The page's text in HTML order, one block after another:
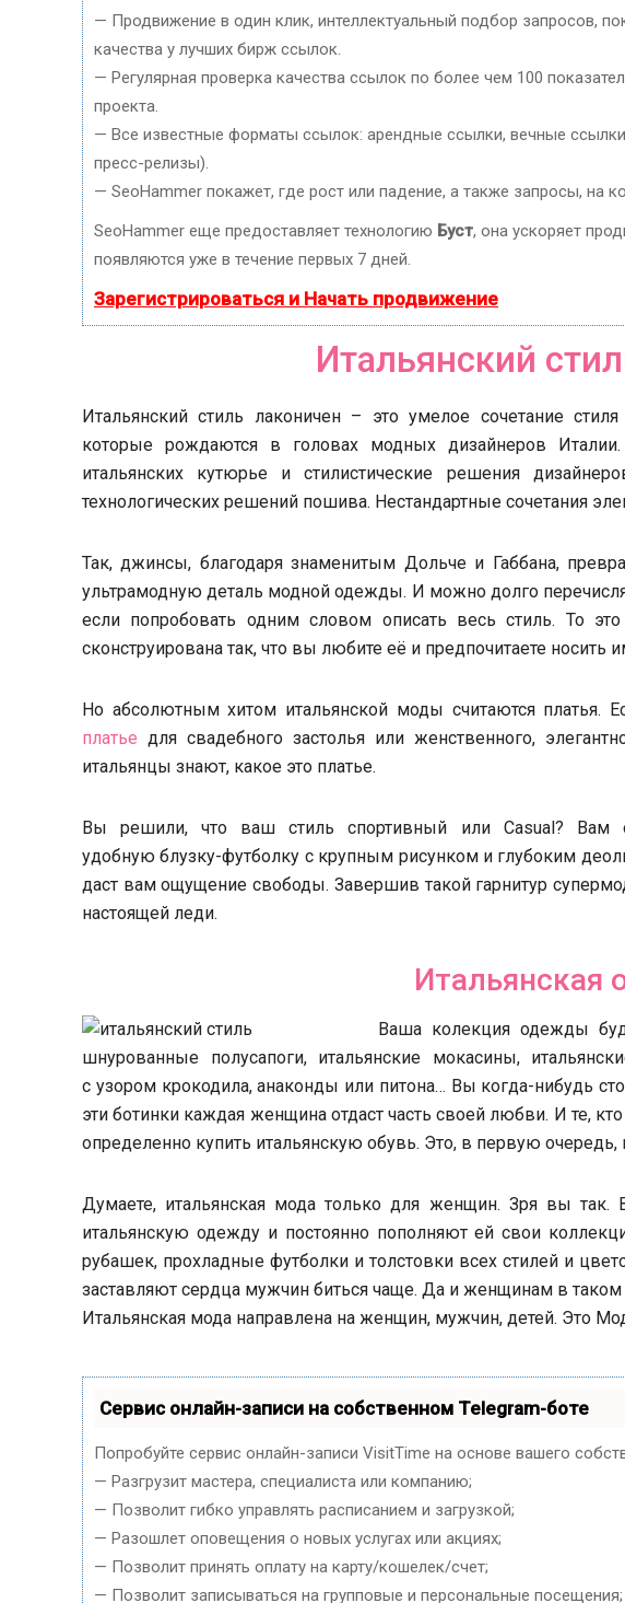
— Продвижение в один клик, интеллектуальный подбор запросов,
качества у лучших бирж ссылок.
— Регулярная проверка качества ссылок по более чем 100
проекта.
— Все известные форматы ссылок: арендные ссылки, вечные
пресс-релизы).
— SeoHammer покажет, где рост или падение, а также запросы, на
SeoHammer еще предоставляет технологию Буст, она ускоряет
появляются уже в течение первых 7 дней.
Зарегистрироваться и Начать продвижение
Итальянский
Итальянский стиль лаконичен – это умелое сочетание
которые рождаются в головах модных дизайнеров
итальянских кутюрье и стилистические решения
технологических решений пошива. Нестандартные сочетания
Так, джинсы, благодаря знаменитым Дольче и Габбана,
ультрамодную деталь модной одежды. И можно долго
если попробовать одним словом описать весь стиль. То
сконструирована так, что вы любите её и предпочитаете носить
Но абсолютным хитом итальянской моды считаются платья.
платье для свадебного застолья или женственного,
итальянцы знают, какое это платье.
Вы решили, что ваш стиль спортивный или Casual?
удобную блузку-футболку с крупным рисунком и глубоким
даст вам ощущение свободы. Завершив такой гарнитур
настоящей леди.
Итальянская
Ваша колекция одежды
шнурованные полусапоги, итальянские мокасины,
с узором крокодила, анаконды или питона… Вы когда-нибудь
эти ботинки каждая женщина отдаст часть своей любви. И те,
определенно купить итальянскую обувь. Это, в первую очередь,
Думаете, итальянская мода только для женщин. Зря вы
итальянскую одежду и постоянно пополняют ей свои
рубашек, прохладные футболки и толстовки всех стилей и
заставляют сердца мужчин биться чаще. Да и женщинам в
Итальянская мода направлена на женщин, мужчин, детей. Это
Сервис онлайн-записи на собственном Telegram-боте
Попробуйте сервис онлайн-записи VisitTime на основе вашего
— Разгрузит мастера, специалиста или компанию;
— Позволит гибко управлять расписанием и загрузкой;
— Разошлет оповещения о новых услугах или акциях;
— Позволит принять оплату на карту/кошелек/счет;
— Позволит записываться на групповые и персональные посещения;